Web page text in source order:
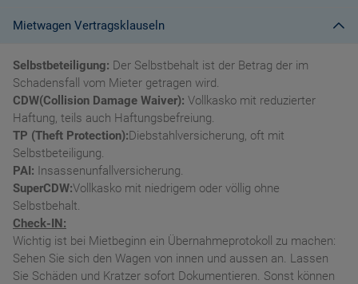
Mietwagen Vertragsklauseln
Selbstbeteiligung: Der Selbstbehalt ist der Betrag der im
Schadensfall vom Mieter getragen wird.
CDW(Collision Damage Waiver): Vollkasko mit reduzierter
Haftung, teils auch Haftungsbefreiung.
TP (Theft Protection):Diebstahlversicherung, oft mit
Selbstbeteiligung.
PAI: Insassenunfallversicherung.
SuperCDW:Vollkasko mit niedrigem oder völlig ohne
Selbstbehalt.
Check-IN:
Wichtig ist bei Mietbeginn ein Übernahmeprotokoll zu machen:
Sehen Sie sich den Wagen von innen und aussen an. Lassen
Sie Schäden und Kratzer sofort Dokumentieren. Sonst können